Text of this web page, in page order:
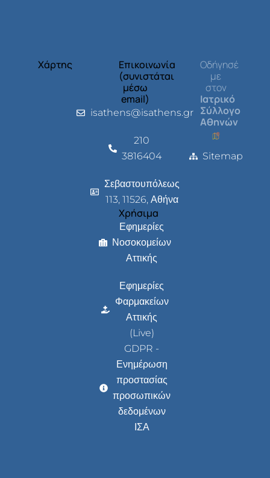
Χάρτης
Επικοινωνία
(συνιστάται
μέσω
email)
isathens@isathens.gr
210
3816404
Σεβαστουπόλεως
113, 11526, Αθήνα
Χρήσιμα
Εφημερίες
Νοσοκομείων
Αττικής
Εφημερίες
Φαρμακείων
Αττικής
(Live)
GDPR -
Ενημέρωση
προστασίας
προσωπικών
δεδομένων
ΙΣΑ
Οδήγησέ
με
στον
Ιατρικό
Σύλλογο
Αθηνών
Sitemap